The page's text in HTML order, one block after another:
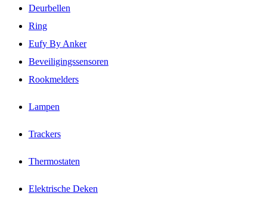
Deurbellen
Ring
Eufy By Anker
Beveiligingssensoren
Rookmelders
Lampen
Trackers
Thermostaten
Elektrische Deken